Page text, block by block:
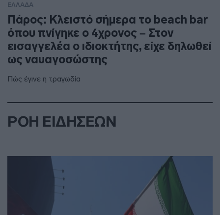
ΕΛΛΑΔΑ
Πάρος: Κλειστό σήμερα το beach bar
όπου πνίγηκε ο 4χρονος – Στον
εισαγγελέα ο ιδιοκτήτης, είχε δηλωθεί
ως ναυαγοσώστης
Πώς έγινε η τραγωδία
ΡΟΗ ΕΙΔΗΣΕΩΝ